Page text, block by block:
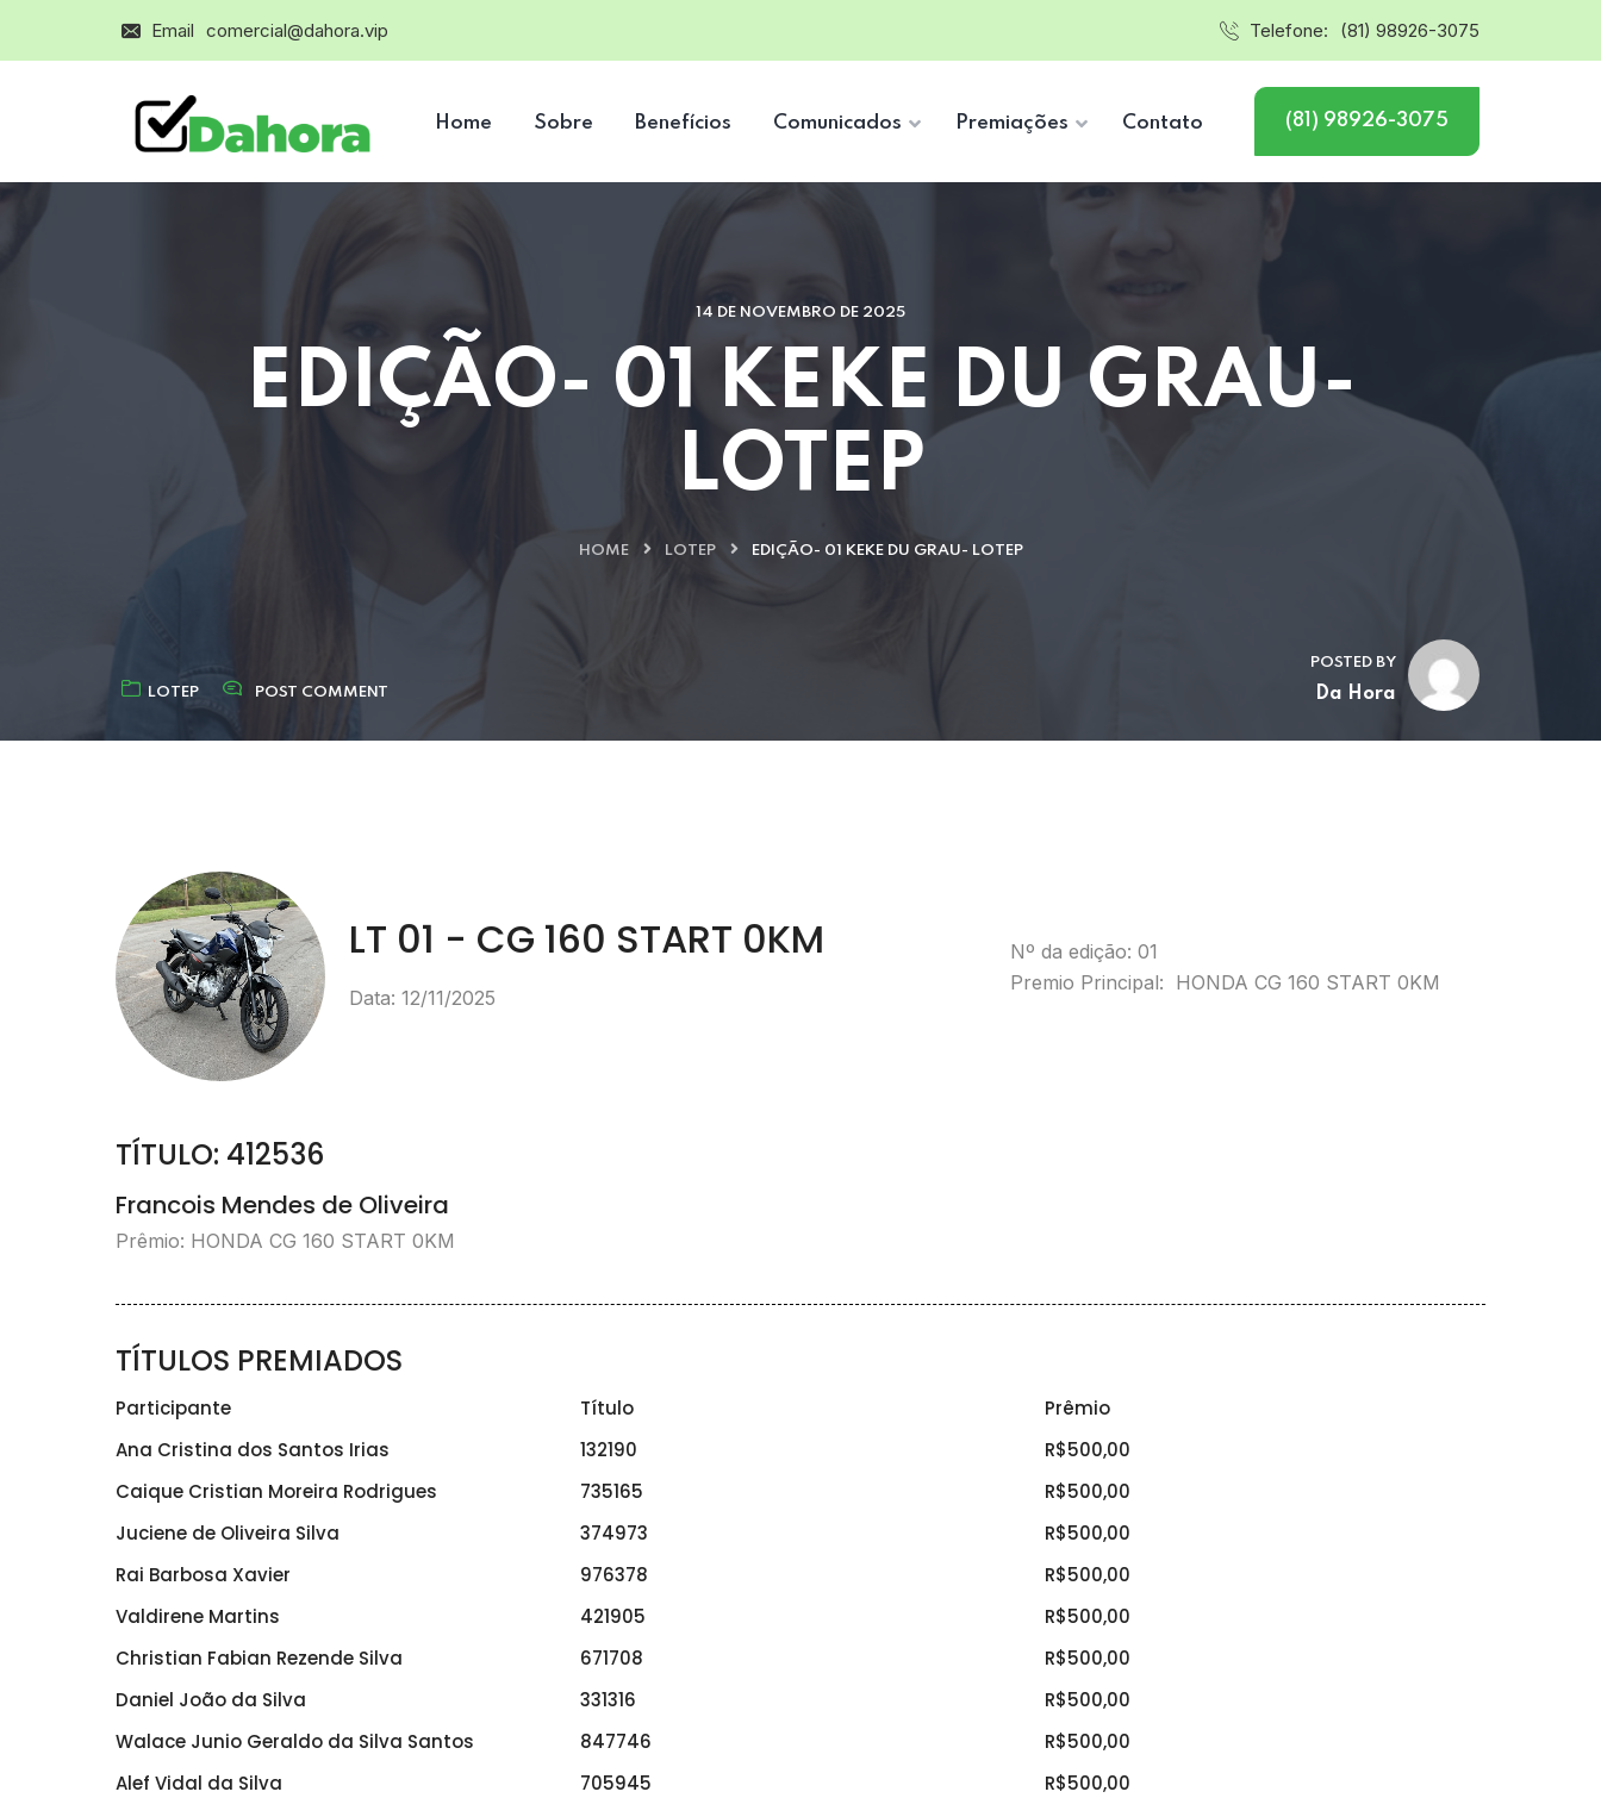
Email comercial@dahora.vip Telefone: (81) 98926-3075
Home Sobre Benefícios Comunicados Premiações Contato (81) 98926-3075
14 DE NOVEMBRO DE 2025
EDIÇÃO- 01 KEKE DU GRAU-
LOTEP
HOME LOTEP EDIÇÃO- 01 KEKE DU GRAU- LOTEP
LOTEP POST COMMENT
POSTED BY
Da Hora
LT 01 - CG 160 START 0KM
Data: 12/11/2025
Nº da edição: 01
Premio Principal: HONDA CG 160 START 0KM
TÍTULO: 412536
Francois Mendes de Oliveira
Prêmio: HONDA CG 160 START 0KM
TÍTULOS PREMIADOS
Participante Título
Prêmio
Ana Cristina dos Santos Irias
132190
R$500,00
Caique Cristian Moreira Rodrigues
735165
R$500,00
Juciene de Oliveira Silva
374973
R$500,00
Rai Barbosa Xavier
976378
R$500,00
Valdirene Martins
421905
R$500,00
Christian Fabian Rezende Silva
671708
R$500,00
Daniel João da Silva
331316
R$500,00
Walace Junio Geraldo da Silva Santos
847746
R$500,00
Alef Vidal da Silva
705945
R$500,00